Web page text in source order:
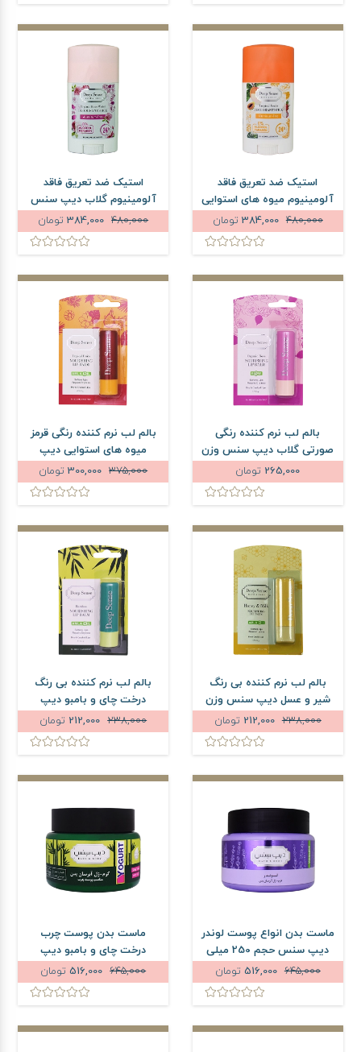
استیک ضد تعریق فاقد
آلومینیوم میوه های استوایی
دیپ سنس وزن 40 گرم
480,000
384,000 تومان
استیک ضد تعریق فاقد
آلومینیوم گلاب دیپ سنس
وزن 40 گرم480,000 تومان
بالم لب نرم کننده رنگی
صورتی گلاب دیپ سنس وزن
3.5 گرم
265,000 تومان
بالم لب نرم کننده رنگی قرمز
میوه های استوایی دیپ
سنس وزن 3.5 گرم
375,000 تومان
بالم لب نرم کننده بی رنگ
شیر و عسل دیپ سنس وزن
3.5 گرم238,000
212,000 تومان
بالم لب نرم کننده بی رنگ
درخت چای و بامبو دیپ
سنس وزن 3.5 گرم
238,000 تومان
ماست بدن انواع پوست لوندر
دیپ سنس حجم 250 میلی
لیتر 645,000
516,000 تومان
ماست بدن پوست چرب
درخت چای و بامبو دیپ
سنس حجم 250 میلی لیتر
645,000 تومان